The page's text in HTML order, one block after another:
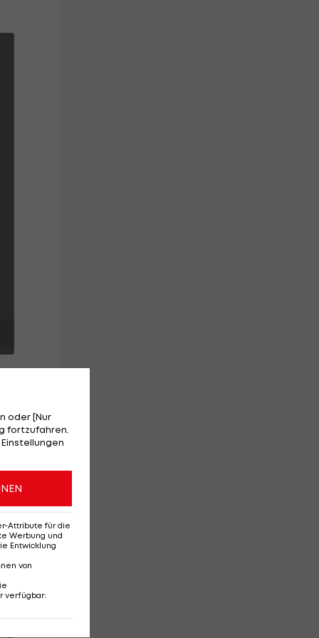
oder [Nur
fortzufahren.
Attribute für die
Werbung und
Entwicklung
von
verfügbar: